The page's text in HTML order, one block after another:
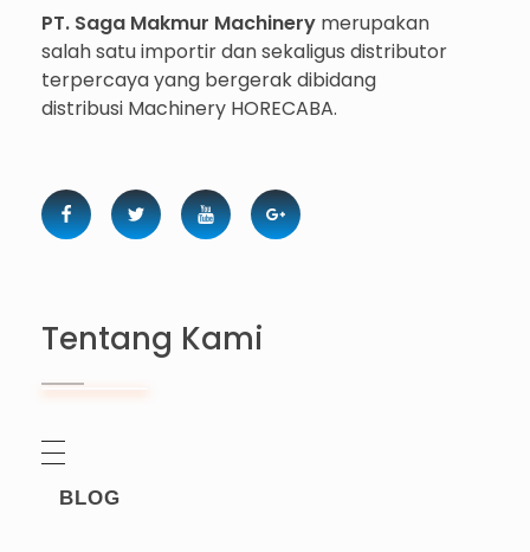
PT. Saga Makmur Machinery merupakan
salah satu importir dan sekaligus distributor
terpercaya yang bergerak dibidang
distribusi Machinery HORECABA.
Tentang Kami
BLOG